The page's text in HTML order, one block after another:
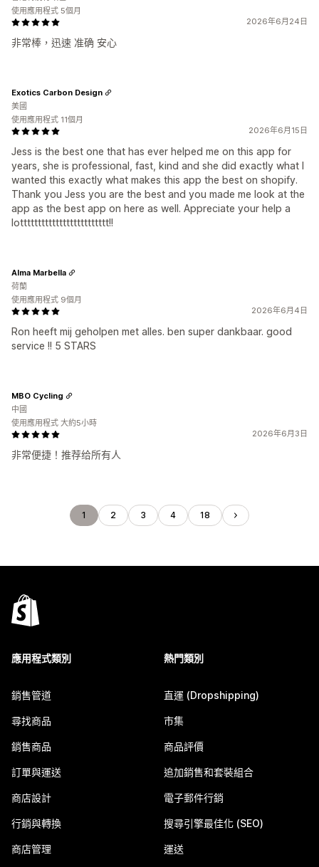
2026年6月24日
非常棒，迅速 准确 安心
使用應用程式 5個月
2026年6月15日
Jess is the best one that has ever helped me on this app for
years, she is professional, fast, kind and she did exactly what I
wanted this exactly what makes this app the best on shopify.
Thank you Jess you are the best and you made me look at the
app as the best app on here as well. Appreciate your help a
lottttttttttttttttttttttttt!!
Exotics Carbon Design
美國
使用應用程式 11個月
2026年6月4日
Ron heeft mij geholpen met alles. ben super dankbaar. good
service !! 5 STARS
Alma Marbella
荷蘭
使用應用程式 9個月
2026年6月3日
非常便捷！推荐给所有人
MBO Cycling
中國
使用應用程式 大約5小時
1 2 3 4 18
應用程式類別
銷售管道
尋找商品
銷售商品
訂單與運送
商店設計
行銷與轉換
商店管理
熱門類別
直運 (Dropshipping)
市集
商品評價
追加銷售和套裝組合
電子郵件行銷
搜尋引擎最佳化 (SEO)
運送